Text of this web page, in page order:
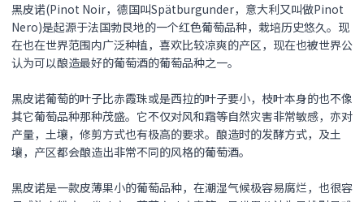
黑皮诺(Pinot Noir，德国叫Spätburgunder，意大利又叫做Pinot
Nero)是起源于法国勃艮地的一个红色葡萄品种，栽培历史悠久。现
在也在世界范围内广泛种植，喜欢比较凉爽的产区，现在也被世界公
认为可以酿造最好的葡萄酒的葡萄品种之一。
黑皮诺葡萄的叶子比赤霞珠或是西拉的叶子要小，枝叶本身的也不像
其它葡萄品种那种茂盛。它不仅对风和霜等自然灾害非常敏感，亦对
产量，土壤，修剪方式也有极高的要求。酿造时的发酵方式，及土
壤，产区都会酿造出非常不同的风格的葡萄酒。
黑皮诺是一款皮薄果小的葡萄品种，在潮湿气候极容易腐烂，也很容